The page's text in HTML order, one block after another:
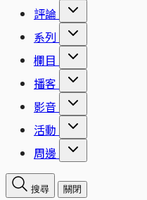
評論
系列
欄目
播客
影音
活動
周邊
搜尋 關閉